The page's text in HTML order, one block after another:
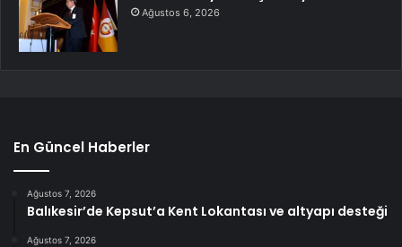
Ağustos 6, 2026
En Güncel Haberler
Ağustos 7, 2026
Balıkesir’de Kepsut’a Kent Lokantası ve altyapı desteği
Ağustos 7, 2026